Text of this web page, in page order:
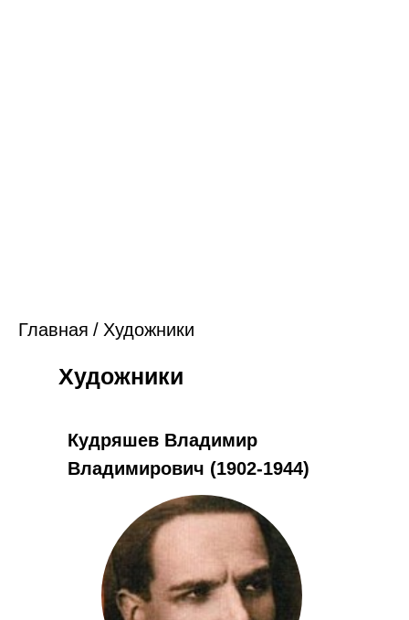
Главная / Художники
Художники
Кудряшев Владимир
Владимирович (1902-1944)